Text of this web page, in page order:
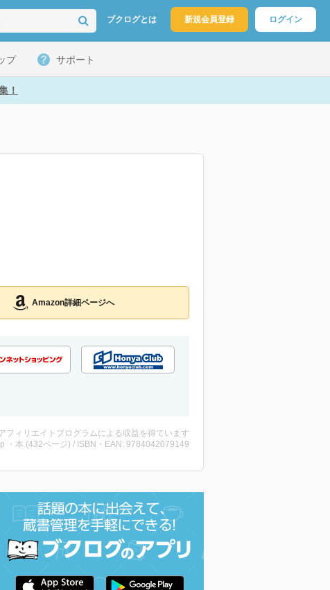
ブクログとは 新規会員登録 ログイン
プ サポート
！
Amazon詳細ページへ
フィリエイトプログラムによる収益を得ています
・本 (432ページ) / ISBN・EAN: 9784042079149